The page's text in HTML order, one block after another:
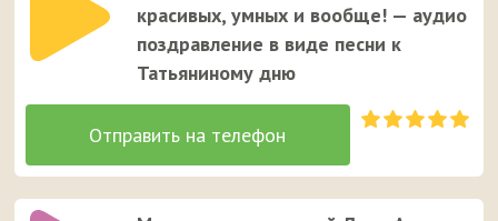
красивых, умных и вообще! — аудио
поздравление в виде песни к
Татьяниному дню